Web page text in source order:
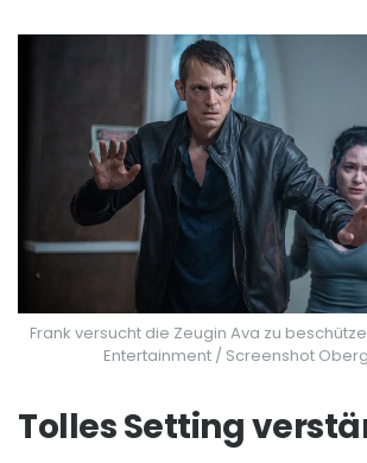
Frank versucht die Zeugin Ava zu
Entertainment / Screenshot
Tolles Setting